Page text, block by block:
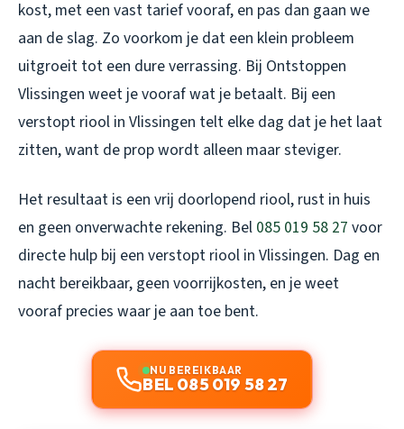
kost, met een vast tarief vooraf, en pas dan gaan we
aan de slag. Zo voorkom je dat een klein probleem
uitgroeit tot een dure verrassing. Bij Ontstoppen
Vlissingen weet je vooraf wat je betaalt. Bij een
verstopt riool in Vlissingen telt elke dag dat je het laat
zitten, want de prop wordt alleen maar steviger.
Het resultaat is een vrij doorlopend riool, rust in huis
en geen onverwachte rekening. Bel 085 019 58 27 voor
directe hulp bij een verstopt riool in Vlissingen. Dag en
nacht bereikbaar, geen voorrijkosten, en je weet
vooraf precies waar je aan toe bent.
NU BEREIKBAAR
BEL 085 019 58 27